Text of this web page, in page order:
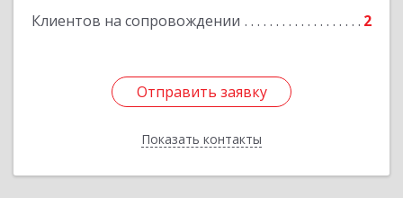
Клиентов на сопровождении 2
Отправить заявку
Показать контакты
Отправить заявку
Назад